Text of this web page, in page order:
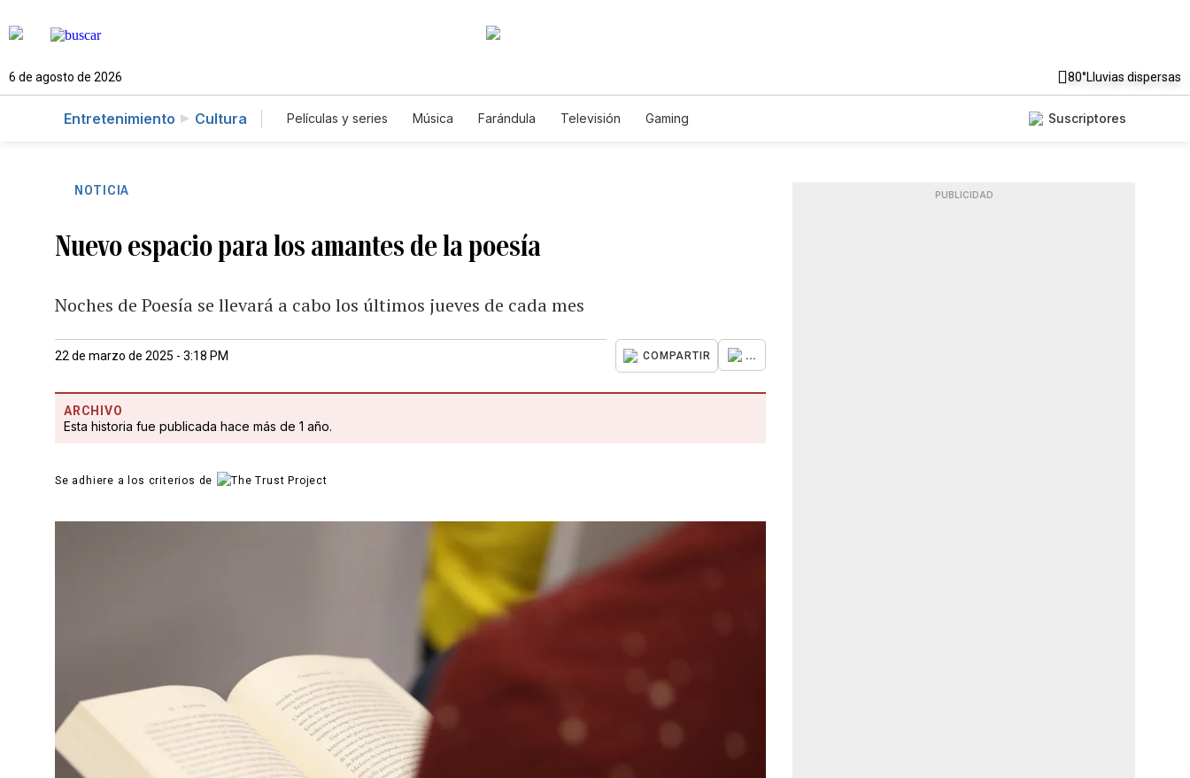
6 de agosto de 2026 80°Lluvias dispersas
Entretenimiento Cultura Películas y series Música Farándula Televisión Gaming Suscriptores
NOTICIA
Nuevo espacio para los amantes de la poesía
Noches de Poesía se llevará a cabo los últimos jueves de cada mes
22 de marzo de 2025 - 3:18 PM COMPARTIR ...
ARCHIVO
Esta historia fue publicada hace más de 1 año.
Se adhiere a los criterios de
PUBLICIDAD